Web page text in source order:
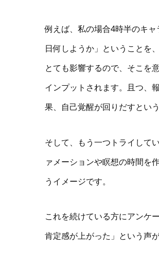
例えば、私の場合4時半のキ
日何しようか」ということを
とても影響するので、そこを
インプットされます。且つ、
果、自己覚醒が回りだすという
そして、もう一つトライして
ァメーションや瞑想の時間を
うイメージです。
これを続けている方にアンケ
肯定感が上がった」という声